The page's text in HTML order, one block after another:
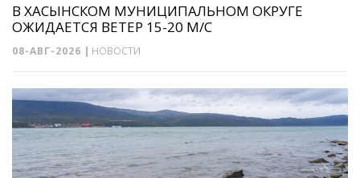
В ХАСЫНСКОМ МУНИЦИПАЛЬНОМ ОКРУГЕ
ОЖИДАЕТСЯ ВЕТЕР 15-20 М/С
08-АВГ-2026 | НОВОСТИ